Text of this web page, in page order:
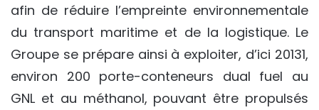
afin de réduire l’empreinte environnementale
du transport maritime et de la logistique. Le
Groupe se prépare ainsi à exploiter, d’ici 20131,
environ 200 porte-conteneurs dual fuel au
GNL et au méthanol, pouvant être propulsés